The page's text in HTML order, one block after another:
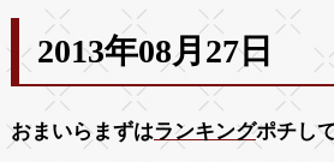
2013年08月27日
おまいらまずはランキングポチし